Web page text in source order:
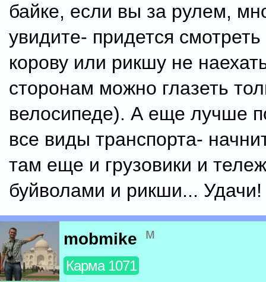
байке, если вы за рулем,
увидите- придется
корову или рикшу не
сторонам можно глазеть
велосипеде). А еще лучше
все виды транспорта-
там еще и грузовики и
буйволами и рикши... Удачи!
mobmike м
Карма 1071